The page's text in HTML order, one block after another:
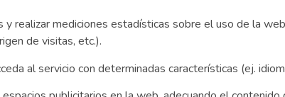
realizar mediciones estadísticas sobre el uso de la
de visitas, etc.).
al servicio con determinadas características (ej.